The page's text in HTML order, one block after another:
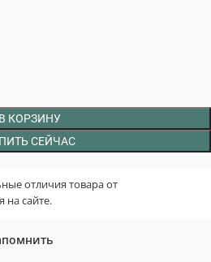
В КОРЗИНУ
СЕЙЧАС
отличия товара от
на сайте.